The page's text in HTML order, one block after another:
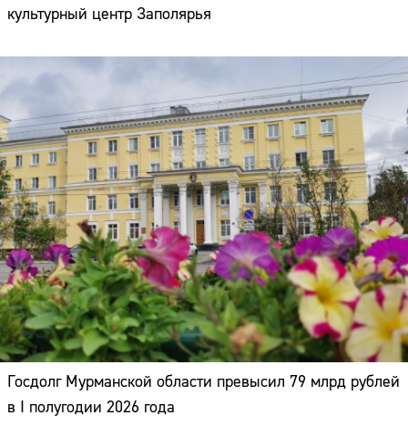
культурный центр Заполярья
Госдолг Мурманской области превысил 79 млрд рублей
в I полугодии 2026 года